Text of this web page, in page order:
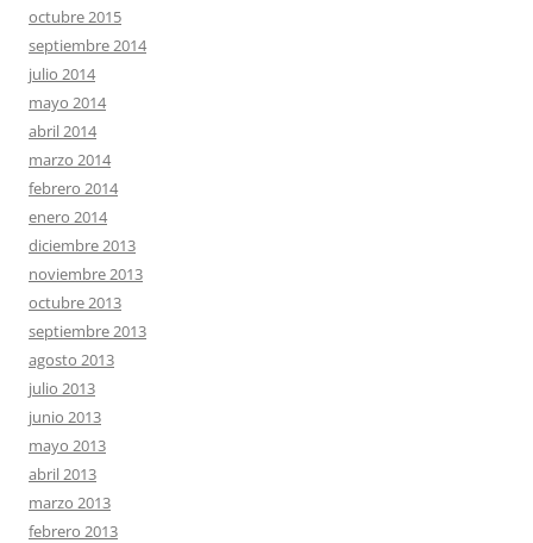
octubre 2015
septiembre 2014
julio 2014
mayo 2014
abril 2014
marzo 2014
febrero 2014
enero 2014
diciembre 2013
noviembre 2013
octubre 2013
septiembre 2013
agosto 2013
julio 2013
junio 2013
mayo 2013
abril 2013
marzo 2013
febrero 2013